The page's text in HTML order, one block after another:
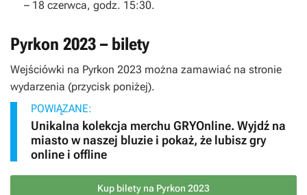
– 18 czerwca, godz. 15:30.
Pyrkon 2023 – bilety
Wejściówki na Pyrkon 2023 można zamawiać na stronie
wydarzenia (przycisk poniżej).
POWIĄZANE:
Unikalna kolekcja merchu GRYOnline. Wyjdź na
miasto w naszej bluzie i pokaż, że lubisz gry
online i offline
Kup bilety na Pyrkon 2023